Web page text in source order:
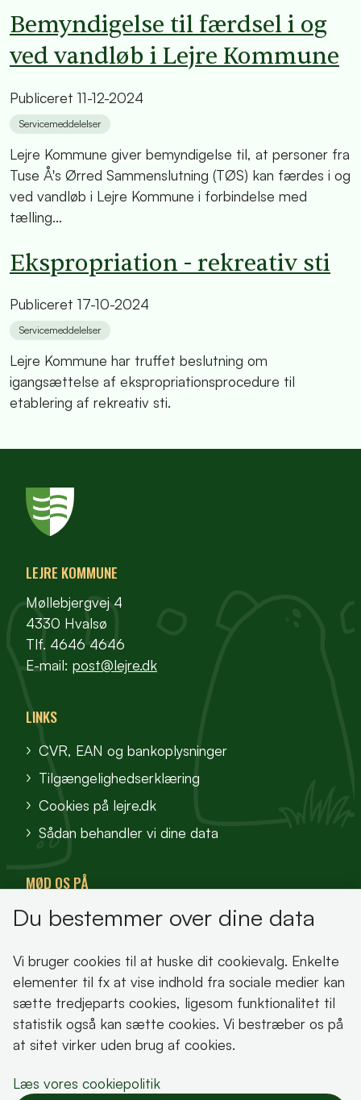
Bemyndigelse til færdsel i og
ved vandløb i Lejre Kommune
Publiceret 11-12-2024
Servicemeddelelser
Lejre Kommune giver bemyndigelse til, at personer fra
Tuse Å's Ørred Sammenslutning (TØS) kan færdes i og
ved vandløb i Lejre Kommune i forbindelse med
tælling...
Ekspropriation - rekreativ sti
Publiceret 17-10-2024
Servicemeddelelser
Lejre Kommune har truffet beslutning om
igangsættelse af ekspropriationsprocedure til
etablering af rekreativ sti.
LEJRE KOMMUNE
Møllebjergvej 4
4330 Hvalsø
Tlf. 4646 4646
E-mail: post@lejre.dk
LINKS
CVR, EAN og bankoplysninger
Tilgængelighedserklæring
Cookies på lejre.dk
Sådan behandler vi dine data
MØD OS PÅ
VisitFjordlandet
Oplev Lejre
Du bestemmer over dine data
Vi bruger cookies til at huske dit cookievalg. Enkelte
elementer til fx at vise indhold fra sociale medier kan
sætte tredjeparts cookies, ligesom funktionalitet til
statistik også kan sætte cookies. Vi bestræber os på
at sitet virker uden brug af cookies.
Læs vores cookiepolitik